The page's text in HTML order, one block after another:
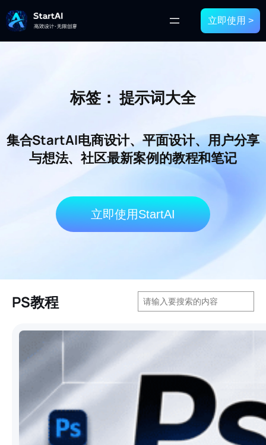
立即使用 >
标签： 提示词大全
集合StartAI电商设计、平面设计、用户分享
与想法、社区最新案例的教程和笔记
立即使用StartAI
PS教程
搜
索